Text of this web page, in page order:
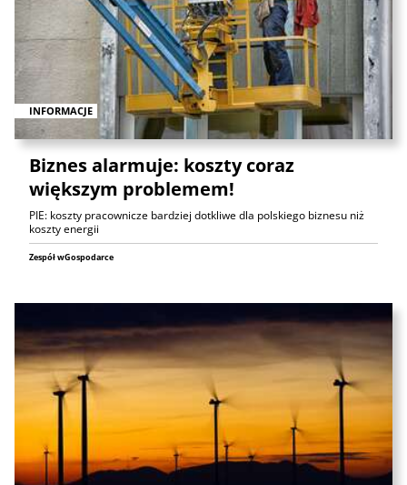
INFORMACJE
Biznes alarmuje: koszty coraz
większym problemem!
PIE: koszty pracownicze bardziej dotkliwe dla polskiego biznesu niż
koszty energii
Zespół wGospodarce